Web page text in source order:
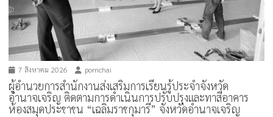
7 สิงหาคม 2026 pornchai
ผู้อำนวยการสำนักงานส่งเสริมการเรียนรู้ประจำจังหวัด
อำนาจเจริญ ติดตามการดำเนินการปรับปรุงและทาสีอาคาร
ห้องสมุดประชาชน “เฉลิมราชกุมารี” จังหวัดอำนาจเจริญ